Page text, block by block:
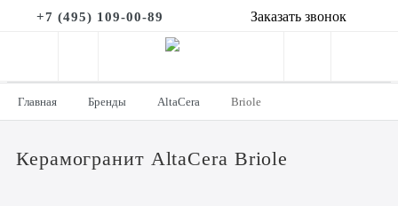
+7 (495) 109-00-89 Заказать звонок
Главная Бренды AltaCera Briole
Керамогранит AltaCera Briole